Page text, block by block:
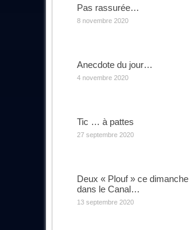
Pas rassurée…
8 novembre 2020
Anecdote du jour…
4 novembre 2020
Tic … à pattes
27 septembre 2020
Deux « Plouf » ce dimanche
dans le Canal…
13 septembre 2020